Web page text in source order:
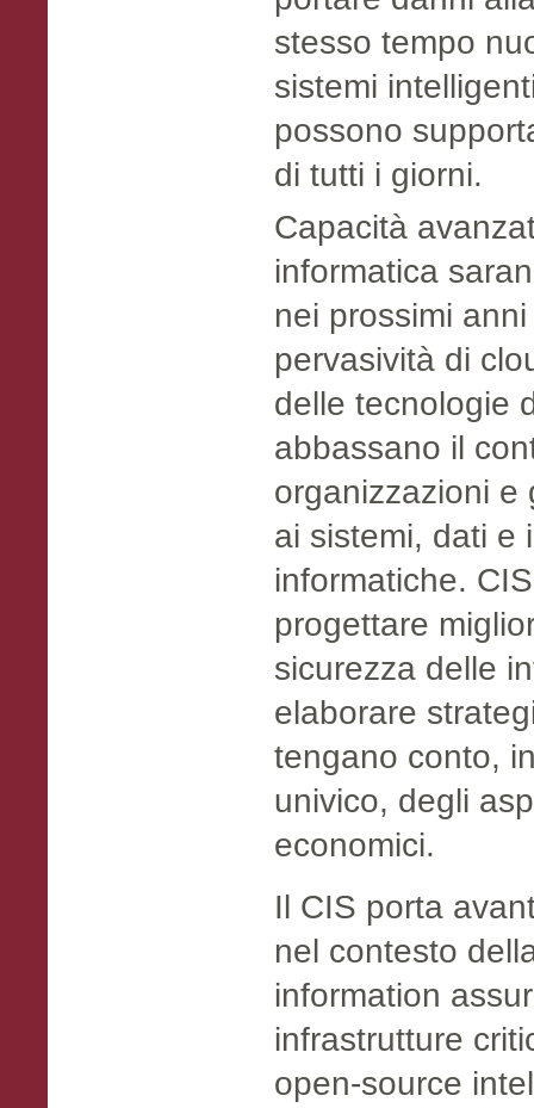
stesso tempo
sistemi
possono
di tutti i giorni.
Capacità
informatica
nei prossimi
pervasività di
delle tecnologie
abbassano il
organizzazioni e
ai sistemi, dati e
informatiche.
progettare
sicurezza delle
elaborare
tengano conto,
univico, degli
economici.
Il CIS porta
nel contesto
information
infrastrutture
open-source